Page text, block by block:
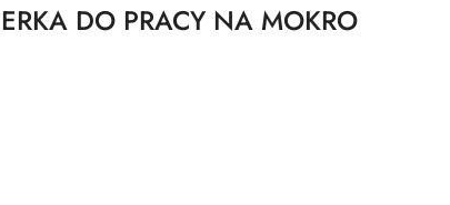
DO PRACY NA MOKRO